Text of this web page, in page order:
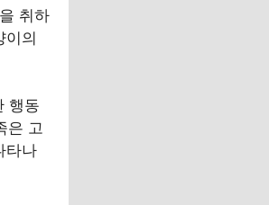
취하
이의
행동
은 고
타나